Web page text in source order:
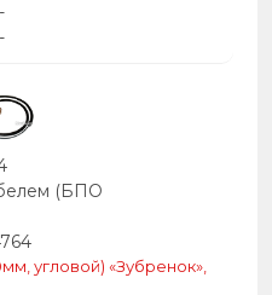
-
-
(БПО
угловой) «Зубренок»,